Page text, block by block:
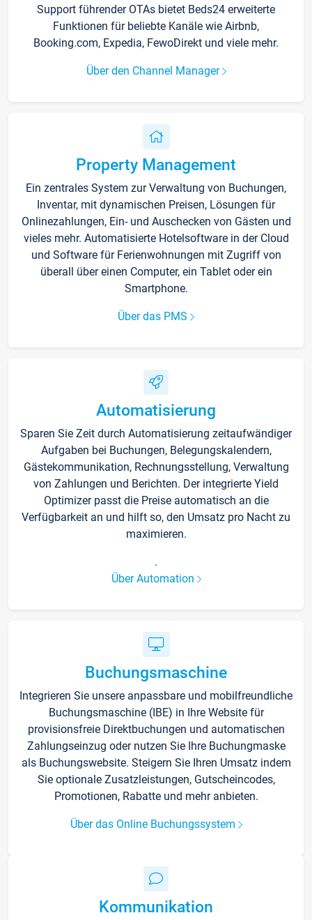
Support führender OTAs bietet Beds24 erweiterte
Funktionen für beliebte Kanäle wie Airbnb,
Booking.com, Expedia, FewoDirekt und viele mehr.
Über den Channel Manager
Property Management
Ein zentrales System zur Verwaltung von Buchungen,
Inventar, mit dynamischen Preisen, Lösungen für
Onlinezahlungen, Ein- und Auschecken von Gästen und
vieles mehr. Automatisierte Hotelsoftware in der Cloud
und Software für Ferienwohnungen mit Zugriff von
überall über einen Computer, ein Tablet oder ein
Smartphone.
Über das PMS
Automatisierung
Sparen Sie Zeit durch Automatisierung zeitaufwändiger
Aufgaben bei Buchungen, Belegungskalendern,
Gästekommunikation, Rechnungsstellung, Verwaltung
von Zahlungen und Berichten. Der integrierte Yield
Optimizer passt die Preise automatisch an die
Verfügbarkeit an und hilft so, den Umsatz pro Nacht zu
maximieren.
.
Über Automation
Buchungsmaschine
Integrieren Sie unsere anpassbare und mobilfreundliche
Buchungsmaschine (IBE) in Ihre Website für
provisionsfreie Direktbuchungen und automatischen
Zahlungseinzug oder nutzen Sie Ihre Buchungmaske
als Buchungswebsite. Steigern Sie Ihren Umsatz indem
Sie optionale Zusatzleistungen, Gutscheincodes,
Promotionen, Rabatte und mehr anbieten.
Über das Online Buchungssystem
Kommunikation